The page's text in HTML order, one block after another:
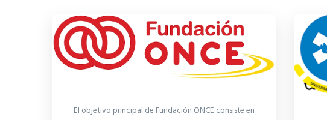
El objetivo principal de Fundación ONCE consiste en